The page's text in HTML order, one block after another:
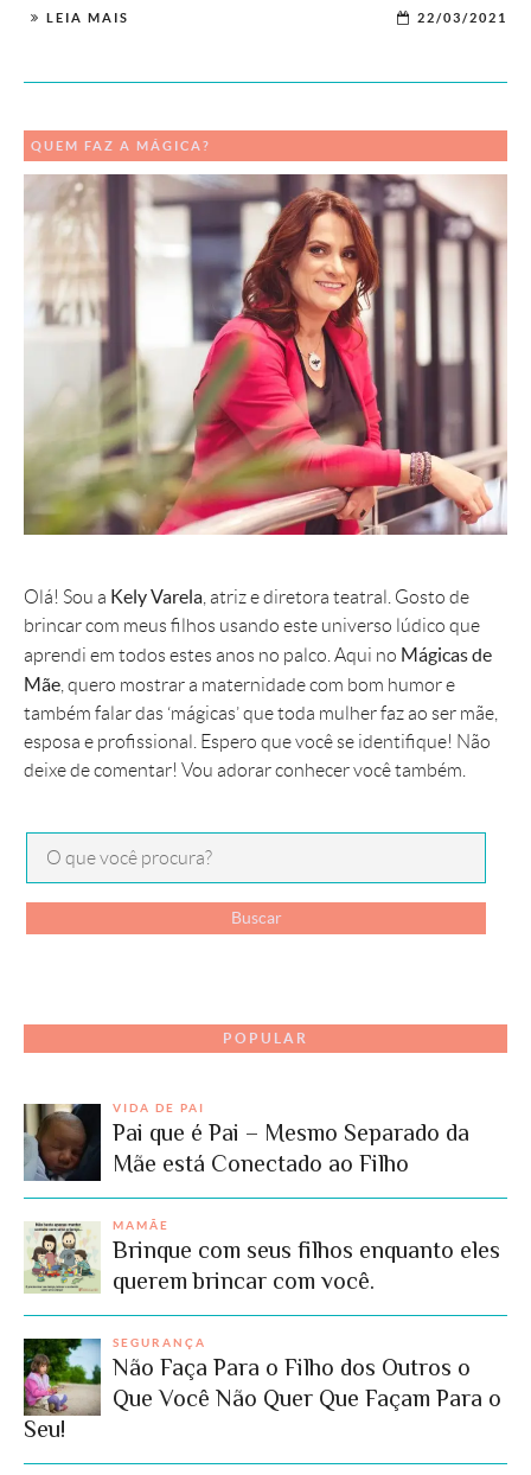
LEIA MAIS 22/03/2021
QUEM FAZ A MÁGICA?
Olá! Sou a Kely Varela , atriz e diretora teatral. Gosto de
brincar com meus filhos usando este universo lúdico que
aprendi em todos estes anos no palco. Aqui no Mágicas de
Mãe , quero mostrar a maternidade com bom humor e
também falar das ‘mágicas’ que toda mulher faz ao ser mãe,
esposa e profissional. Espero que você se identifique! Não
deixe de comentar! Vou adorar conhecer você também.
POPULAR
VIDA DE PAI
Pai que é Pai – Mesmo Separado da
Mãe está Conectado ao Filho
MAMÃE
Brinque com seus filhos enquanto eles
querem brincar com você.
SEGURANÇA
Não Faça Para o Filho dos Outros o
Que Você Não Quer Que Façam Para o
Seu!